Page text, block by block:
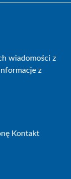
wiadomości z
z
Kontakt